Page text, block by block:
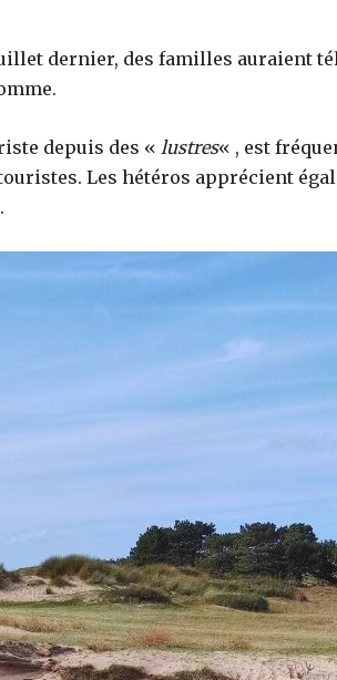
dernier, des familles auraient
depuis des « lustres« , est
Les hétéros apprécient